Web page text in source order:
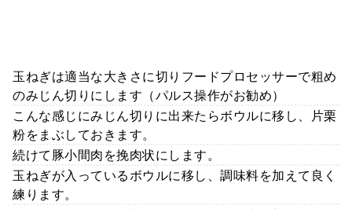
玉ねぎは適当な大きさに切りフードプロセッサーで粗め
のみじん切りにします（パルス操作がお勧め）
こんな感じにみじん切りに出来たらボウルに移し、片栗
粉をまぶしておきます。
続けて豚小間肉を挽肉状にします。
玉ねぎが入っているボウルに移し、調味料を加えて良く
練ります。